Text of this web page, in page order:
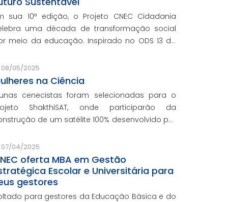
sua 10ª edição, o Projeto CNEC Cidadania
uma década de transformação social
meio da educação. Inspirado no ODS 13 da
e na promoção da sustentabilidade.
08/05/2025
na Ciência
cenecistas foram selecionadas para o
ShakthiSAT, onde participarão da
de um satélite 100% desenvolvido por
07/04/2025
oferta MBA em Gestão
Escolar e Universitária para
gestores
para gestores da Educação Básica e do